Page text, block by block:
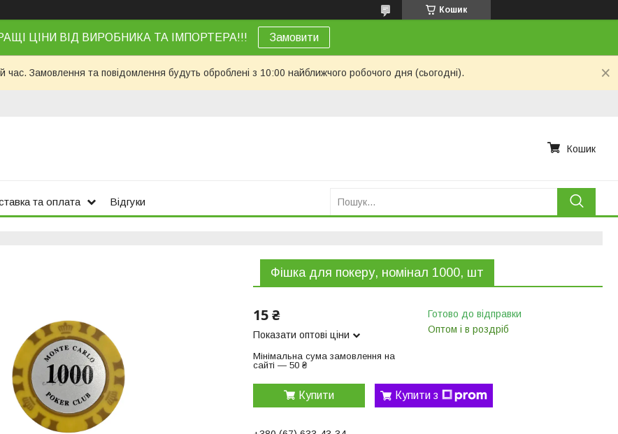
Кошик
ЦІНИ ВІД ВИРОБНИКА ТА ІМПОРТЕРА!!! Замовити
час. Замовлення та повідомлення будуть оброблені з 10:00 найближчого робочого дня (сьогодні).
Кошик
та оплата Відгуки
Фішка для покеру, номінал 1000, шт
15 ₴
Показати оптові ціни
Мінімальна сума замовлення на
сайті — 50 ₴
Готово до відправки
Оптом і в роздріб
Купити Купити з